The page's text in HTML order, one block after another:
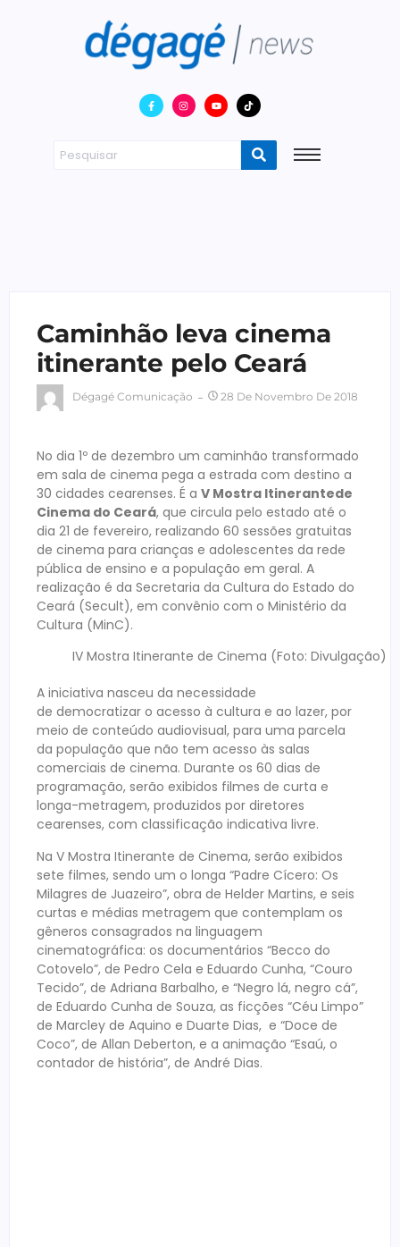
Caminhão leva cinema
itinerante pelo Ceará
Dégagé Comunicação 28 De Novembro De 2018
No dia 1º de dezembro um caminhão transformado
em sala de cinema pega a estrada com destino a
30 cidades cearenses. É a V Mostra Itinerantede
Cinema do Ceará, que circula pelo estado até o
dia 21 de fevereiro, realizando 60 sessões gratuitas
de cinema para crianças e adolescentes da rede
pública de ensino e a população em geral. A
realização é da Secretaria da Cultura do Estado do
Ceará (Secult), em convênio com o Ministério da
Cultura (MinC).
IV Mostra Itinerante de Cinema (Foto: Divulgação)
A iniciativa nasceu da necessidade
de democratizar o acesso à cultura e ao lazer, por
meio de conteúdo audiovisual, para uma parcela
da população que não tem acesso às salas
comerciais de cinema. Durante os 60 dias de
programação, serão exibidos filmes de curta e
longa-metragem, produzidos por diretores
cearenses, com classificação indicativa livre.
Na V Mostra Itinerante de Cinema, serão exibidos
sete filmes, sendo um o longa “Padre Cícero: Os
Milagres de Juazeiro”, obra de Helder Martins, e seis
curtas e médias metragem que contemplam os
gêneros consagrados na linguagem
cinematográfica: os documentários “Becco do
Cotovelo”, de Pedro Cela e Eduardo Cunha, “Couro
Tecido”, de Adriana Barbalho, e “Negro lá, negro cá”,
de Eduardo Cunha de Souza, as ficções “Céu Limpo”
de Marcley de Aquino e Duarte Dias, e “Doce de
Coco”, de Allan Deberton, e a animação “Esaú, o
contador de história”, de André Dias.